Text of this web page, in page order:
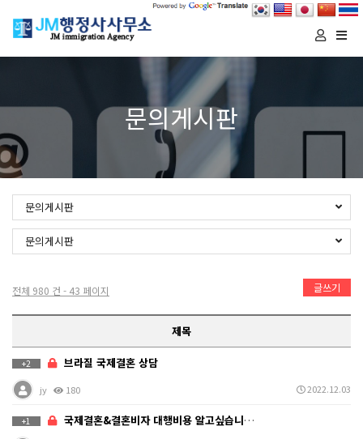
문의게시판
문의게시판
문의게시판
전체 980 건 - 43 페이지 글쓰기
제목
+2 브라질 국제결혼 상담
jy 180 2022.12.03
+1 국제결혼&결혼비자 대행비용 알고싶습니다.